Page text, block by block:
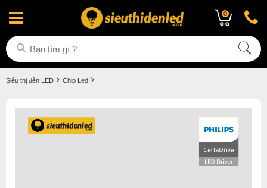
0
Siêu thị đèn LED Chip Led